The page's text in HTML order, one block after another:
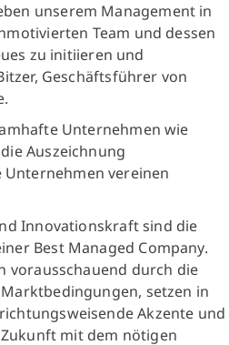
unserem Management in
Team und dessen
zu initiieren und
Geschäftsführer von
Unternehmen wie
Auszeichnung
vereinen
Innovationskraft sind die
Best Managed Company.
vorausschauend durch die
setzen in
Akzente und
mit dem nötigen